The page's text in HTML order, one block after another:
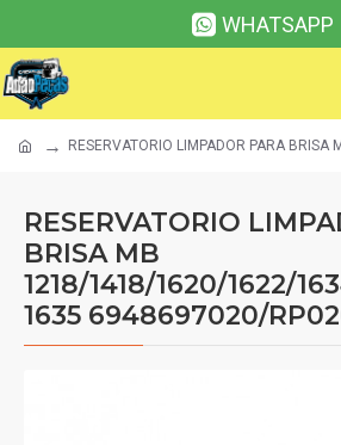
WHATSAPP
RESERVATORIO LIMPADOR PARA
RESERVATORIO
BRISA MB
1218/1418/1620/1622/
1635 6948697020/